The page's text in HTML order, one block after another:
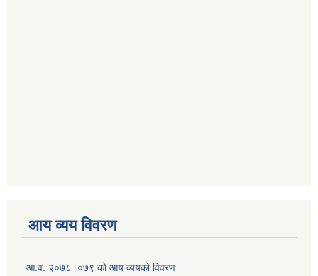
आय व्यय विवरण
आ.व. २०७८।०७९ को आय व्ययको विवरण